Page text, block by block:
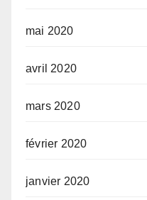
mai 2020
avril 2020
mars 2020
février 2020
janvier 2020